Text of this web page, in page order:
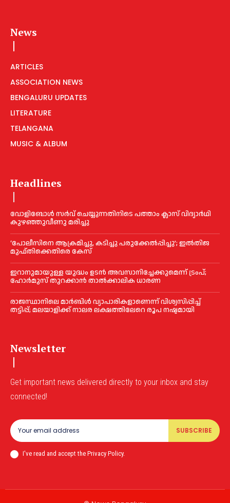
News
ARTICLES
ASSOCIATION NEWS
BENGALURU UPDATES
LITERATURE
TELANGANA
MUSIC & ALBUM
Headlines
വോളിബോൾ സർവ് ചെയ്യുന്നതിനിടെ പത്താം ക്ലാസ് വിദ്യാർഥി
കുഴഞ്ഞുവീണു മരിച്ചു
‘പോലീസിനെ ആക്രമിച്ചു, കടിച്ചു പരുക്കേല്‍പ്പിച്ചു’; ഇല്‍തിജ
മുഫ്തിക്കെതിരെ കേസ്
ഇറാനുമായുള്ള യുദ്ധം ഉടൻ അവസാനിച്ചേക്കുമെന്ന് ട്രംപ്;
ഹോർമുസ് തുറക്കാൻ താൽക്കാലിക ധാരണ
രാജസ്ഥാനിലെ മാർബിൾ വ്യാപാരികളാണെന്ന് വിശ്വസിപ്പിച്ച്
തട്ടിപ്പ്; മലയാളിക്ക് നാലര ലക്ഷത്തിലേറെ രൂപ നഷ്ടമായി
Newsletter
Get important news delivered directly to your inbox and stay
connected!
SUBSCRIBE
I've read and accept the Privacy Policy.